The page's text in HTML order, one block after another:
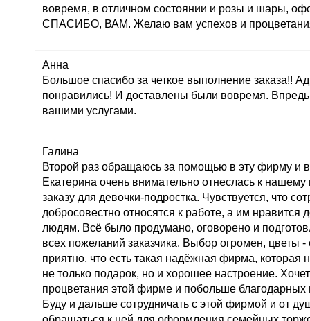
вовремя, в отличном состоянии и розы и шары,
СПАСИБО, ВАМ. Желаю вам успехов и
Анна
Большое спасибо за четкое выполнение заказа!!
понравились! И доставлены были вовремя. Впредь
вашими услугами.
Галина
Второй раз обращаюсь за помощью в эту фирму и
Екатерина очень внимательно отнеслась к
заказу для девочки-подростка. Чувствуется, что
добросовестно относятся к работе, а им нравится
людям. Всё было продумано, оговорено и
всех пожеланий заказчика. Выбор огромен, цветы
приятно, что есть такая надёжная фирма, которая
не только подарок, но и хорошее настроение.
процветания этой фирме и побольше благодарных
Буду и дальше сотрудничать с этой фирмой и от